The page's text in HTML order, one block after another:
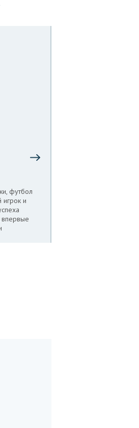
футбол
игрок и
впервые